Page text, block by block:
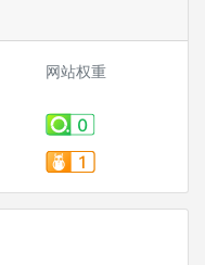
网站权重